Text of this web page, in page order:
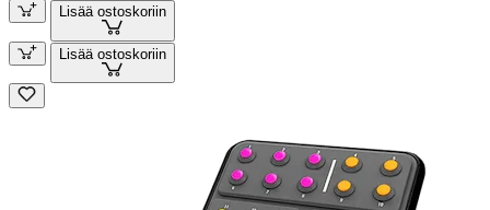
Lisää ostoskoriin
Lisää ostoskoriin